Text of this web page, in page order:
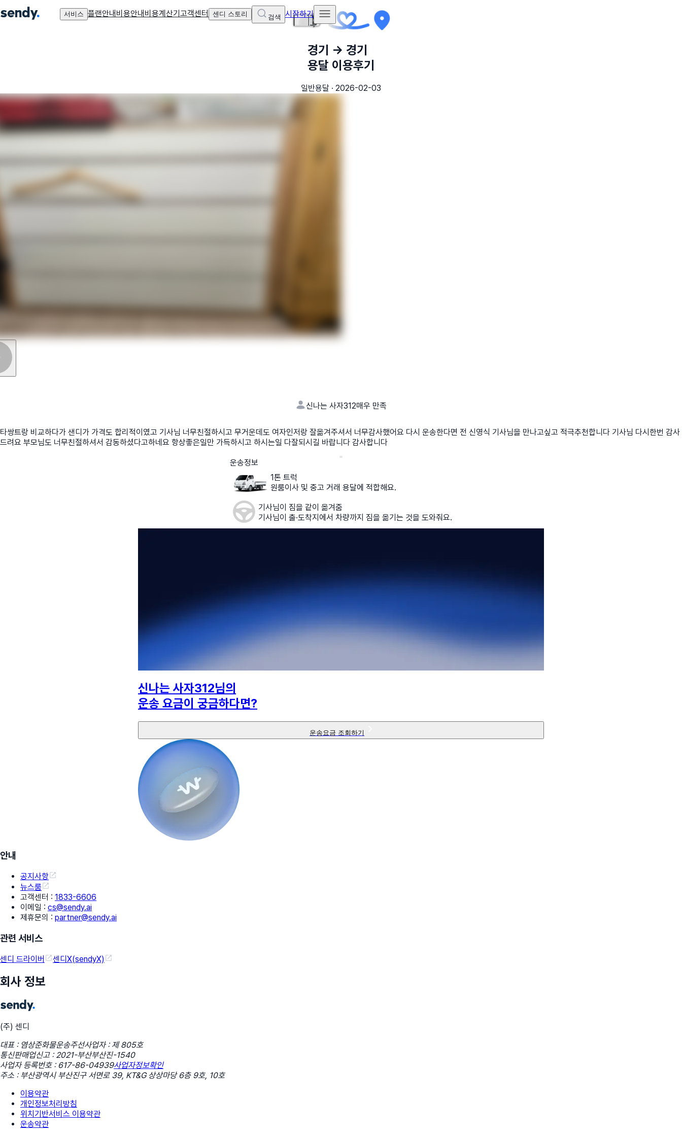
서비스 플랜안내비용안내비용계산기고객센터 센디 스토리 검색 시작하기
경기 → 경기
용달 이용후기
일반용달 · 2026-02-03
신나는 사자312매우 만족
타쌍트랑 비교하다가 샌디가 가격도 합리적이였고 기사님 너무친절하시고 무거운데도 여자인저랑 잘옮겨주셔서 너무감사했어요 다시 운송한다면 전 신영식 기사님을 만나고싶고 적극추천합니다 기사님 다시한번 감사
드려요 부모님도 너무친절하셔서 감동하셨다고하네요 항상좋은일만 가득하시고 하시는일 다잘되시길 바랍니다 감사합니다
운송정보
1톤 트럭
원룸이사 및 중고 거래 용달에 적합해요.
기사님이 짐을 같이 옮겨줌
기사님이 출·도착지에서 차량까지 짐을 옮기는 것을 도와줘요.
신나는 사자312님의
운송 요금이 궁금하다면?
운송요금 조회하기
안내
공지사항
뉴스룸
고객센터 : 1833-6606
이메일 : cs@sendy.ai
제휴문의 : partner@sendy.ai
관련 서비스
센디 드라이버 센디X(sendyX)
회사 정보
(주) 센디
대표 : 염상준화물운송주선사업자 : 제 805호
통신판매업신고 : 2021-부산부산진-1540
사업자 등록번호 : 617-86-04939사업자정보확인
주소 : 부산광역시 부산진구 서면로 39, KT&G 상상마당 6층 9호, 10호
이용약관
개인정보처리방침
위치기반서비스 이용약관
운송약관